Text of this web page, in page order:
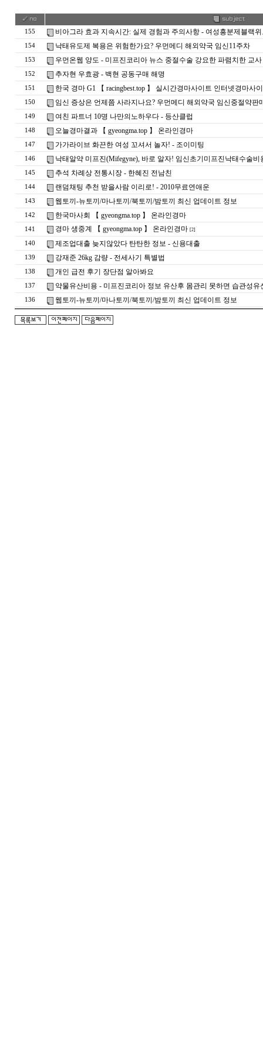
155 비아그라 효과 지속시간: 실제 경험과 주의사항 - 여성흥분제블랙
154 낙태유도제 복용은 위험한가요? 우먼메디 해외약국 임신11주차
153 우먼온웹 양도 - 미프진코리아 뉴스 중절수술 강요한 파렴치한 교사
152 추자현 우효광 - 백현 공동구매 해명
151 한국 경마 G1 【 racingbest.top 】 실시간경마사이트 인터넷경마사
150 임신 증상은 언제쯤 사라지나요? 우먼메디 해외약국 임신중절약판
149 여친 파트너 10명 나만의노하우다 - 등­산­클­럽
148 오늘경마결과 【 gyeongma.top 】 온라인경마
147 가가라이브 화끈한 여성 꼬셔서 놀자! - 조­이­미­팅
146 낙태알약 미프진(Mifegyne), 바로 알자! 임신초기미프진낙태수술
145 추석 차례상 전통시장 - 한혜진 전남친
144 랜덤채팅 추천 받을사람 이리로! - 2­0­1­0­무­료­연­애­운
143 웹토끼-뉴토끼/마나토끼/북토끼/밤토끼 최신 업데이트 정보
142 한국마사회 【 gyeongma.top 】 온라인경마
141 경마 생중계 【 gyeongma.top 】 온라인경마 [2]
140 제조업대출 늦지않았다 탄탄한 정보 - 신용대출
139 강재준 26kg 감량 - 전세사기 특별법
138 개인 급전 후기 장단점 알아봐요
137 약물유산비용 - 미프진코리아 정보 유산후 몸관리 못하면 습관성유
136 웹토끼-뉴토끼/마나토끼/북토끼/밤토끼 최신 업데이트 정보